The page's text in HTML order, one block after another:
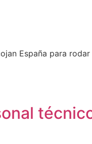
España para